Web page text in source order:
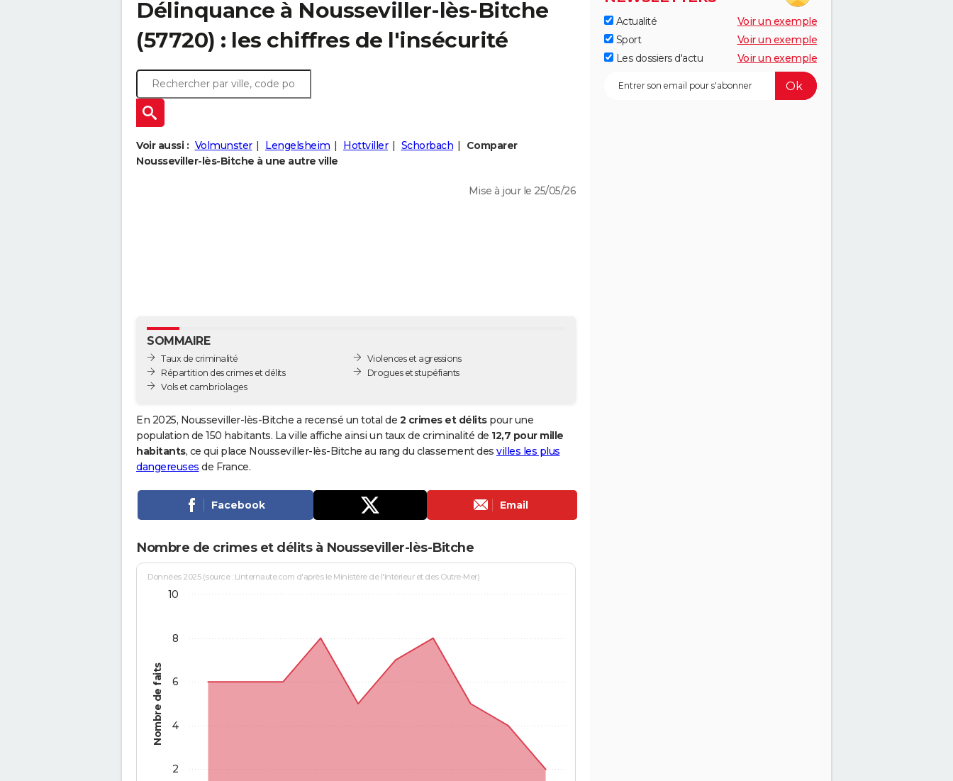
Délinquance à Nousseviller-lès-Bitche
(57720) : les chiffres de l'insécurité
Voir aussi : Volmunster Lengelsheim Hottviller Schorbach
Comparer
Nousseviller-lès-Bitche à une autre ville
Mise à jour le 25/05/26
SOMMAIRE
Taux de criminalité
Répartition des crimes et délits
Vols et cambriolages
Violences et agressions
Drogues et stupéfiants
En 2025, Nousseviller-lès-Bitche a recensé un total de 2 crimes et délitspour une
population de 150 habitants. La ville affiche ainsi un taux de criminalité de 12,7 pour mille
habitants, ce qui place Nousseviller-lès-Bitche au rang du classement des villes les plus
dangereuses de France.
Facebook Email
Nombre de crimes et délits à Nousseviller-lès-Bitche
Nombre de faits
Données 2025 (source : Linternaute.com d'après le Ministère de l'Intérieur et des Outre-Mer)
2
4
6
8
10
Actualité
Voir un exemple
Sport
Voir un exemple
Les dossiers d'actu
Voir un exemple